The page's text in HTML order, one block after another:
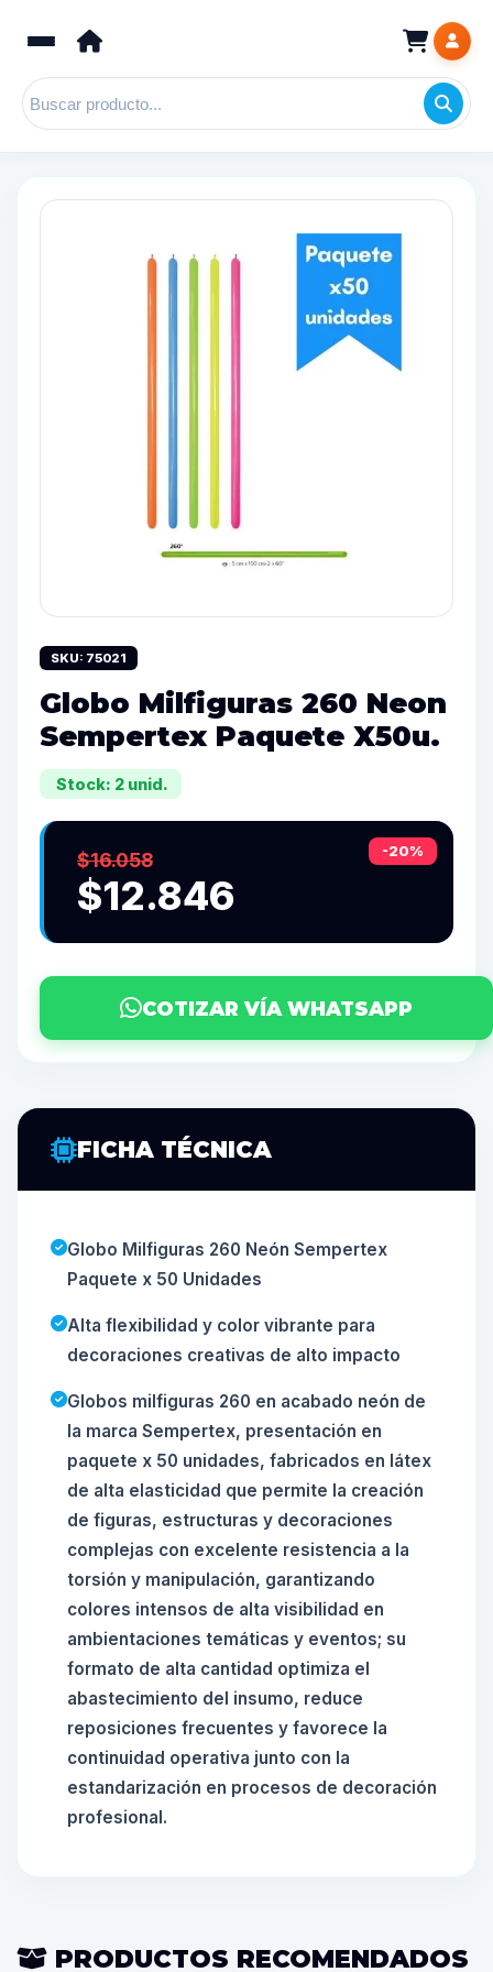
SKU: 75021
Globo Milfiguras 260 Neon
Sempertex Paquete X50u.
Stock: 2 unid.
-20%
$16.058
$12.846
COTIZAR VÍA WHATSAPP
FICHA TÉCNICA
Globo Milfiguras 260 Neón Sempertex
Paquete x 50 Unidades
Alta flexibilidad y color vibrante para
decoraciones creativas de alto impacto
Globos milfiguras 260 en acabado neón de
la marca Sempertex, presentación en
paquete x 50 unidades, fabricados en látex
de alta elasticidad que permite la creación
de figuras, estructuras y decoraciones
complejas con excelente resistencia a la
torsión y manipulación, garantizando
colores intensos de alta visibilidad en
ambientaciones temáticas y eventos; su
formato de alta cantidad optimiza el
abastecimiento del insumo, reduce
reposiciones frecuentes y favorece la
continuidad operativa junto con la
estandarización en procesos de decoración
profesional.
PRODUCTOS RECOMENDADOS